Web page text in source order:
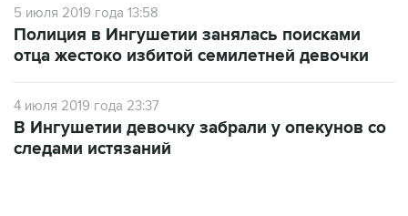
5 июля 2019 года 13:58
Полиция в Ингушетии занялась поисками
отца жестоко избитой семилетней девочки
4 июля 2019 года 23:37
В Ингушетии девочку забрали у опекунов со
следами истязаний